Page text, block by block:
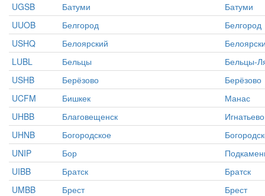
UGSB
Батуми
Батуми
UUOB
Белгород
Белгород
USHQ
Белоярский
LUBL
Бельцы
Бельцы-
USHB
Берёзово
Берёзово
UCFM
Бишкек
Манас
UHBB
Благовещенск
Игнатьево
UHNB
Богородское
UNIP
Бор
UIBB
Братск
Братск
UMBB
Брест
Брест